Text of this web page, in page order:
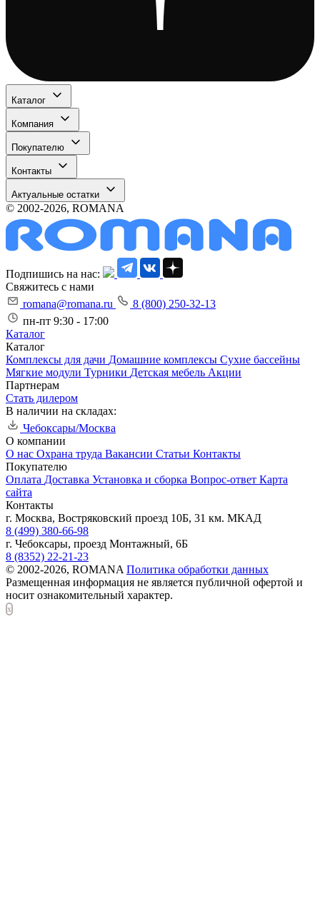
Каталог
Компания
Покупателю
Контакты
Актуальные остатки
© 2002-2026, ROMANA
Подпишись на нас:
Свяжитесь с нами
romana@romana.ru
8 (800) 250-32-13
пн-пт 9:30 - 17:00
Каталог
Каталог
Комплексы для дачи Домашние комплексы Сухие бассейны
Мягкие модули Турники Детская мебель Акции
Партнерам
Стать дилером
В наличии на складах:
Чебоксары/Москва
О компании
О нас Охрана труда Вакансии Статьи Контакты
Покупателю
Оплата Доставка Установка и сборка Вопрос-ответ Карта
сайта
Контакты
г. Москва, Востряковский проезд 10Б, 31 км. МКАД
8 (499) 380-66-98
г. Чебоксары, проезд Монтажный, 6Б
8 (8352) 22-21-23
© 2002-2026, ROMANA Политика обработки данных
Размещенная информация не является публичной офертой и
носит ознакомительный характер.
x